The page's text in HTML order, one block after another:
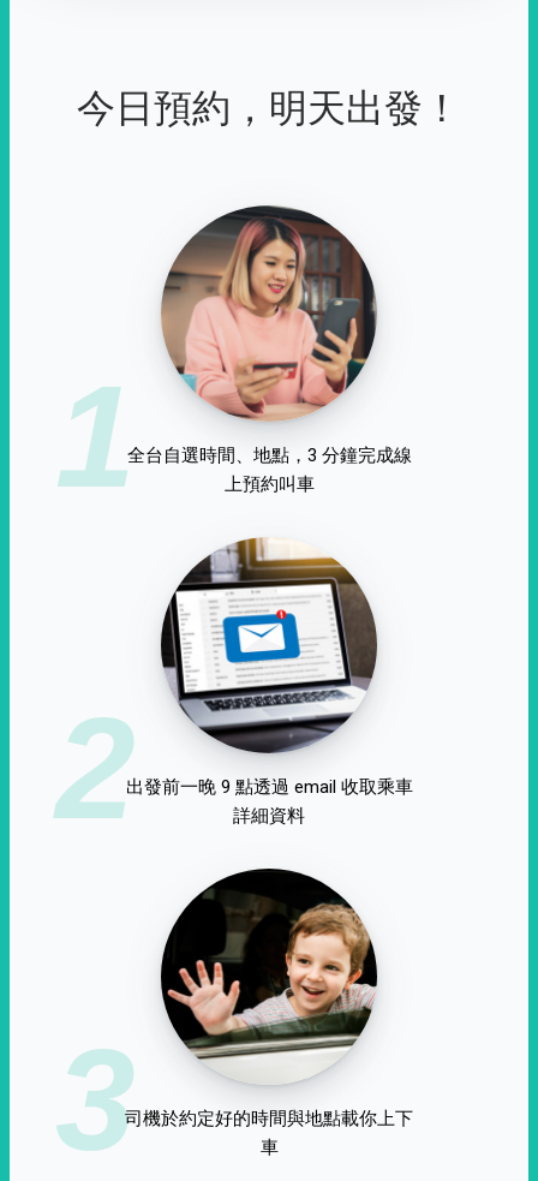
今日預約，明天出發！
1全台自選時間、地點，3 分鐘完成線
上預約叫車
2出發前一晚 9 點透過 email 收取乘車
詳細資料
3司機於約定好的時間與地點載你上下
車